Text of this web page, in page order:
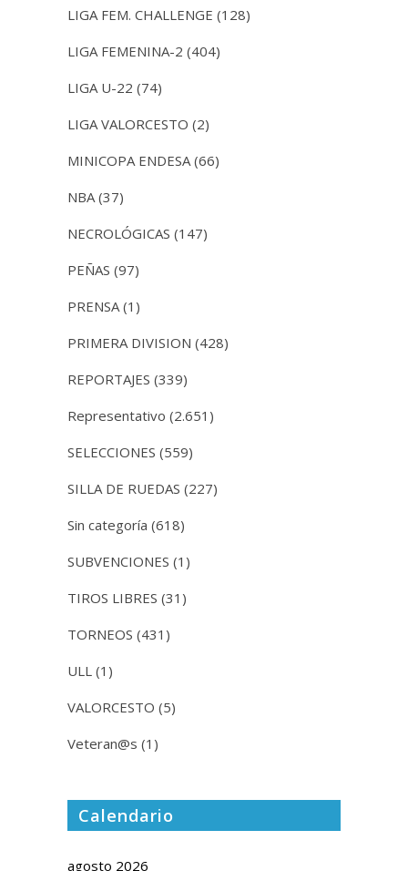
LIGA FEM. CHALLENGE (128)
LIGA FEMENINA-2 (404)
LIGA U-22 (74)
LIGA VALORCESTO (2)
MINICOPA ENDESA (66)
NBA (37)
NECROLÓGICAS (147)
PEÑAS (97)
PRENSA (1)
PRIMERA DIVISION (428)
REPORTAJES (339)
Representativo (2.651)
SELECCIONES (559)
SILLA DE RUEDAS (227)
Sin categoría (618)
SUBVENCIONES (1)
TIROS LIBRES (31)
TORNEOS (431)
ULL (1)
VALORCESTO (5)
Veteran@s (1)
Calendario
agosto 2026